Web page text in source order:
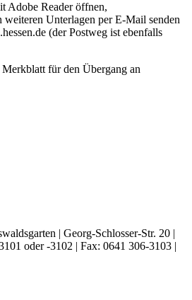
Adobe Reader öffnen,
Unterlagen per E-Mail senden
(der Postweg ist ebenfalls
für den Übergang an
| Georg-Schlosser-Str. 20 |
oder -3102 | Fax: 0641 306-3103 |